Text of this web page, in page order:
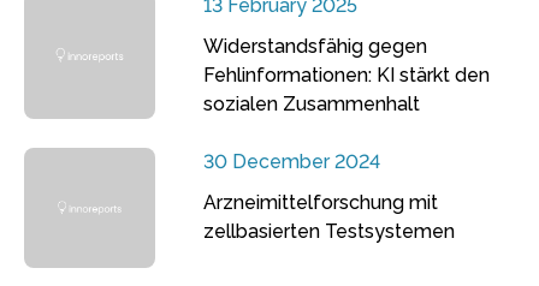
13 February 2025
Widerstandsfähig gegen
Fehlinformationen: KI stärkt den
sozialen Zusammenhalt
30 December 2024
Arzneimittelforschung mit
zellbasierten Testsystemen